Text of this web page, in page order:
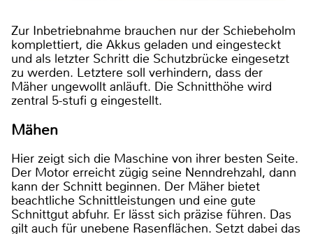
Zur Inbetriebnahme brauchen nur der Schiebeholm
komplettiert, die Akkus geladen und eingesteckt
und als letzter Schritt die Schutzbrücke eingesetzt
zu werden. Letztere soll verhindern, dass der
Mäher ungewollt anläuft. Die Schnitthöhe wird
zentral 5-stufi g eingestellt.
Mähen
Hier zeigt sich die Maschine von ihrer besten Seite.
Der Motor erreicht zügig seine Nenndrehzahl, dann
kann der Schnitt beginnen. Der Mäher bietet
beachtliche Schnittleistungen und eine gute
Schnittgut abfuhr. Er lässt sich präzise führen. Das
gilt auch für unebene Rasenflächen. Setzt dabei das